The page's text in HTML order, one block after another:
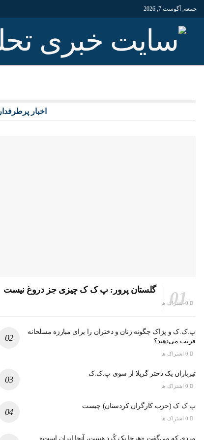
جمعه, آگوست 7, 2026
اخبار پرطرفدار
گلستان پرور: پ ک ک چیزی جز دروغ نیست
پ.ک.ک و پژاک چگونه زنان و دختران را برای مبارزه مسلحانه
فریب می‌دهند؟
تیرباران یک دختر گریلا از سوی پ.ک.ک
پ ک ک (حزب کارگران کردستان) چیست
مردی که می‌گفت «هرجا یک کُرد هست، آنجا ایران است»